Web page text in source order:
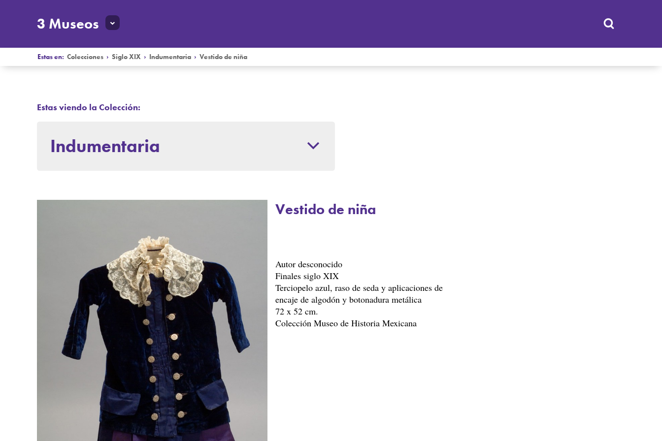
3 Museos
Estas en:Colecciones ›Siglo XIX › Indumentaria ›Vestido de niña
Estas viendo la Colección:
Indumentaria
Vestido de niña
Autor desconocido
Finales siglo XIX
Terciopelo azul, raso de seda y aplicaciones de
encaje de algodón y botonadura metálica
72 x 52 cm.
Colección Museo de Historia Mexicana